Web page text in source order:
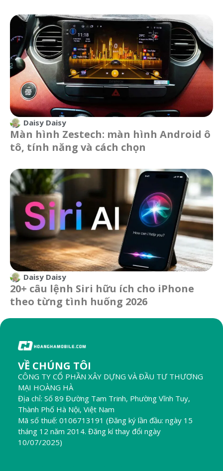
Daisy Daisy
Màn hình Zestech: màn hình Android ô
tô, tính năng và cách chọn
Daisy Daisy
20+ câu lệnh Siri hữu ích cho iPhone
theo từng tình huống 2026
VỀ CHÚNG TÔI
CÔNG TY CỔ PHẦN XÂY DỰNG VÀ ĐẦU TƯ THƯƠNG
MẠI HOÀNG HÀ
Địa chỉ: Số 89 Đường Tam Trinh, Phường Vĩnh Tuy,
Thành Phố Hà Nội, Việt Nam
Mã số thuế: 0106713191 (Đăng ký lần đầu: ngày 15
tháng 12 năm 2014. Đăng kí thay đổi ngày
10/07/2025)